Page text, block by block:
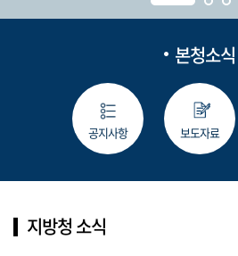
본청소식
공지사항 보도자료
지방청 소식